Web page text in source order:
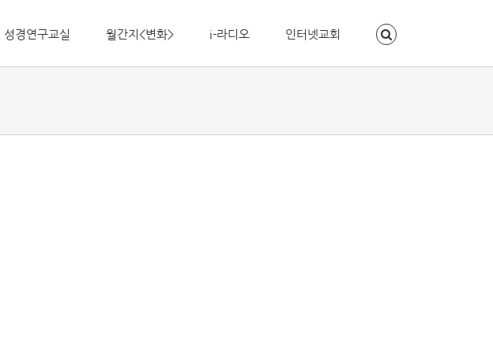
성경연구교실 월간지<변화> i-라디오 인터넷교회